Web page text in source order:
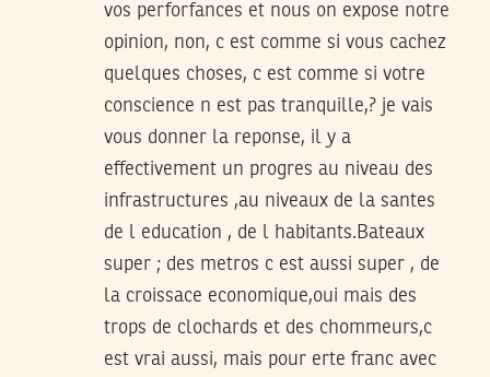
vos perforfances et nous on expose notre
opinion, non, c est comme si vous cachez
quelques choses, c est comme si votre
conscience n est pas tranquille,? je vais
vous donner la reponse, il y a
effectivement un progres au niveau des
infrastructures ,au niveaux de la santes
de l education , de l habitants.Bateaux
super ; des metros c est aussi super , de
la croissace economique,oui mais des
trops de clochards et des chommeurs,c
est vrai aussi, mais pour erte franc avec